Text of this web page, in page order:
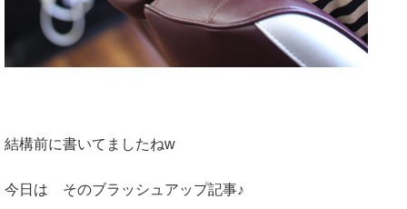
結構前に書いてましたねw
今日は そのブラッシュアップ記事♪